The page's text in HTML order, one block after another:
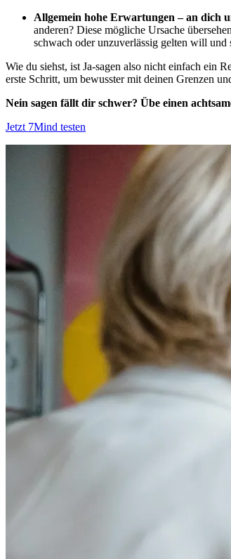
Allgemein hohe Erwartungen – an dich
anderen? Diese mögliche Ursache
schwach oder unzuverlässig gelten will und
Wie du siehst, ist Ja-sagen also nicht einfach ein
erste Schritt, um bewusster mit deinen Grenzen
Nein sagen fällt dir schwer? Übe einen
Jetzt 7Mind testen